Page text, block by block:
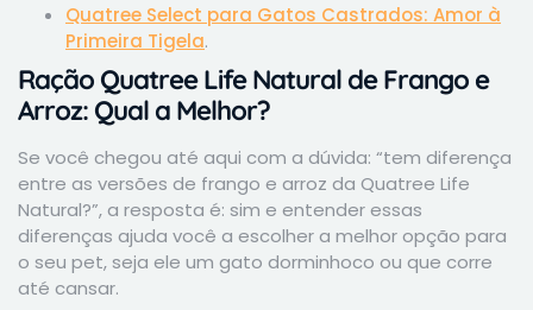
Quatree Select para Gatos Castrados: Amor à
Primeira Tigela.
Ração Quatree Life Natural de Frango e
Arroz: Qual a Melhor?
Se você chegou até aqui com a dúvida: “tem diferença
entre as versões de frango e arroz da Quatree Life
Natural?”, a resposta é: sim e entender essas
diferenças ajuda você a escolher a melhor opção para
o seu pet, seja ele um gato dorminhoco ou que corre
até cansar.